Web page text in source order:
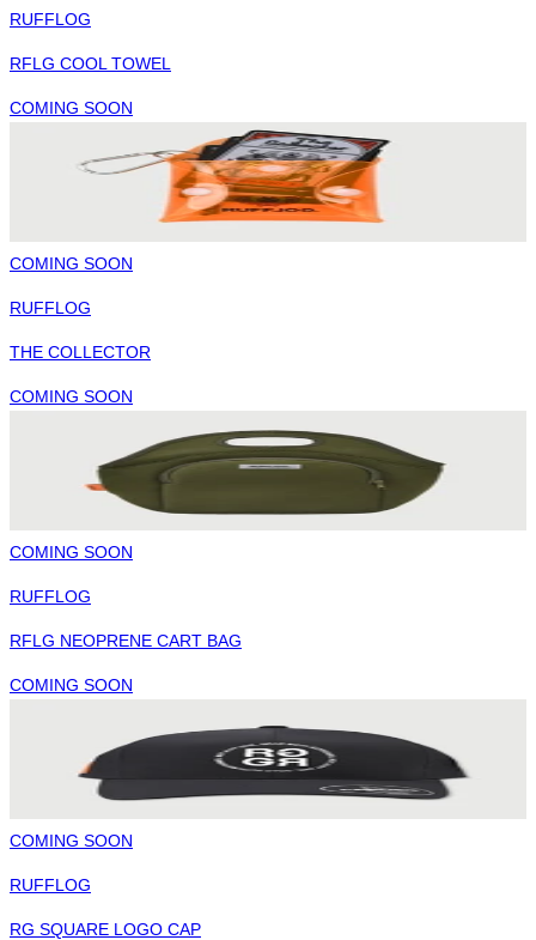
RUFFLOG
RFLG COOL TOWEL
COMING SOON
COMING SOON
RUFFLOG
THE COLLECTOR
COMING SOON
COMING SOON
RUFFLOG
RFLG NEOPRENE CART BAG
COMING SOON
COMING SOON
RUFFLOG
RG SQUARE LOGO CAP